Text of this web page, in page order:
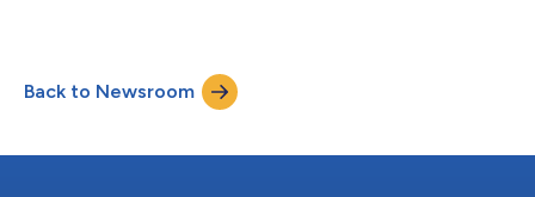
aberto a abordar os três escopos, fornecendo uma estrutura
abrangente que permite às organizações coletar e padronizar
dados de sua cadeia de valor e gerar relatórios...
Back to Newsroom